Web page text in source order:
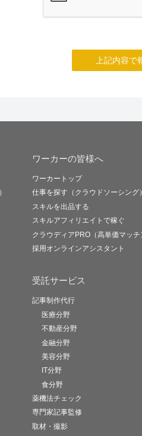
上記内容で
ワーカーの皆様へ
ワーカートップ
仕事を探す（クラウドソーシング）
スキルを出品する
スキルアフィリエイトで稼ぐ
クラウディアPRO（高単価マッチ
採用オンラインアシスタント
受託サービス
記事制作代行
医療分野
不動産分野
金融分野
美容分野
IT分野
食分野
薬機法チェック
専門家記事監修
取材・撮影